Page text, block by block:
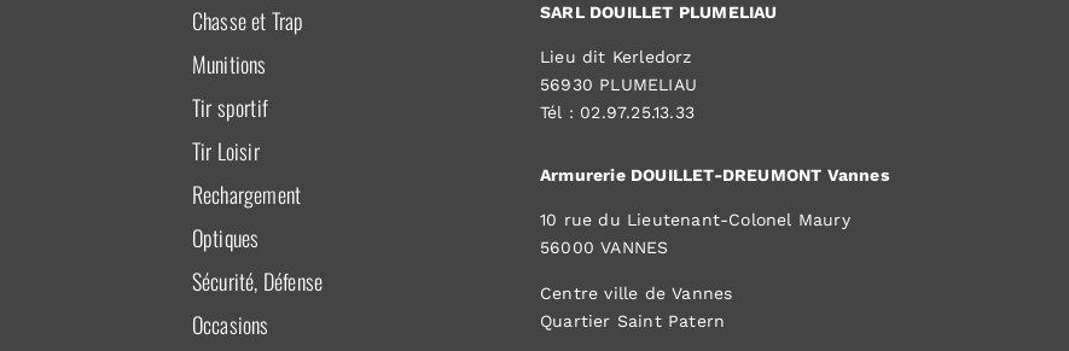
Chasse et Trap
Munitions
Tir sportif
Tir Loisir
Rechargement
Optiques
Sécurité, Défense
Occasions
SARL DOUILLET PLUMELIAU
Lieu dit Kerledorz
56930 PLUMELIAU
Tél : 02.97.25.13.33
Armurerie DOUILLET-DREUMONT Vannes
10 rue du Lieutenant-Colonel Maury
56000 VANNES
Centre ville de Vannes
Quartier Saint Patern